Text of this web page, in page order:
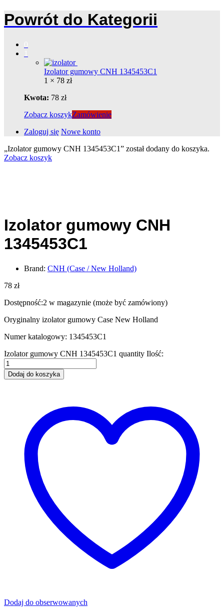
Powrót do Kategorii
Izolator gumowy CNH 1345453C1
1 × 78 zł
Kwota: 78 zł
Zobacz koszykZamówienie
Zaloguj się Nowe konto
„Izolator gumowy CNH 1345453C1” został dodany do koszyka.
Zobacz koszyk
Izolator gumowy CNH
1345453C1
Brand: CNH (Case / New Holland)
78 zł
Dostępność:2 w magazynie (może być zamówiony)
Oryginalny izolator gumowy Case New Holland
Numer katalogowy: 1345453C1
Izolator gumowy CNH 1345453C1 quantity Ilość:
Dodaj do koszyka
Dodaj do obserwowanych